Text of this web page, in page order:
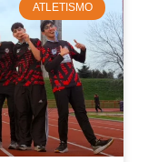
ATLETISMO